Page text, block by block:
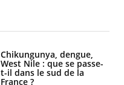
La sieste empêche-t-elle
de dormir la nuit ?